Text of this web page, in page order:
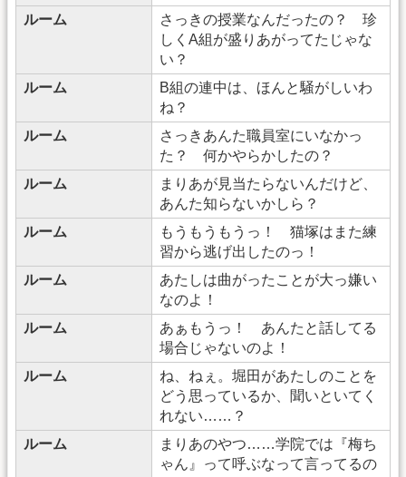
ルーム
さっきの授業なんだったの？ 珍
しくA組が盛りあがってたじゃな
い？
ルーム
B組の連中は、ほんと騒がしいわ
ね？
ルーム
さっきあんた職員室にいなかっ
た？ 何かやらかしたの？
ルーム
まりあが見当たらないんだけど、
あんた知らないかしら？
ルーム
もうもうもうっ！ 猫塚はまた練
習から逃げ出したのっ！
ルーム
あたしは曲がったことが大っ嫌い
なのよ！
ルーム
あぁもうっ！ あんたと話してる
場合じゃないのよ！
ルーム
ね、ねぇ。堀田があたしのことを
どう思っているか、聞いといてく
れない……？
ルーム
まりあのやつ……学院では『梅ち
ゃん』って呼ぶなって言ってるの